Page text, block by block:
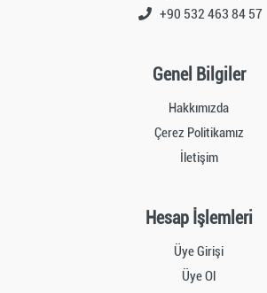
+90 532 463 84 57
Genel Bilgiler
Hakkımızda
Çerez Politikamız
İletişim
Hesap İşlemleri
Üye Girişi
Üye Ol